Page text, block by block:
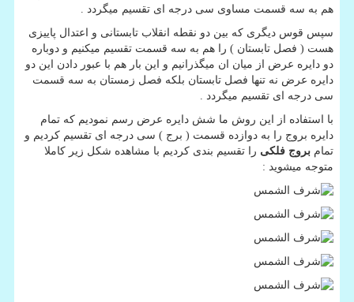
هم به سه قسمت مساوی سی درجه ای تقسیم میگردد .
سپس قوس دیگری که بین دو نقطه انقلاب تابستانی و اعتدال پاییزی
هست ( فصل تابستان ) را هم به سه قسمت تقسیم میکنیم و دوباره
دو دایره عرض از میان ان میگذرانیم و این بار هم با عبور دادن این دو
دایره عرض نه تنها فصل تابستان بلکه فصل زمستان به سه قسمت
سی درجه ای تقسیم میگردد .
با استفاده از این روش ما شش دایره عرض رسم نمودیم که تمام
دایره بروج را به دوازده قسمت ( برج ) سی درجه ای تقسیم کردیم و
تمام بروج فلکی را تقسیم بندی کردیم با مشاهده شکل زیر کاملا
متوجه میشوید :